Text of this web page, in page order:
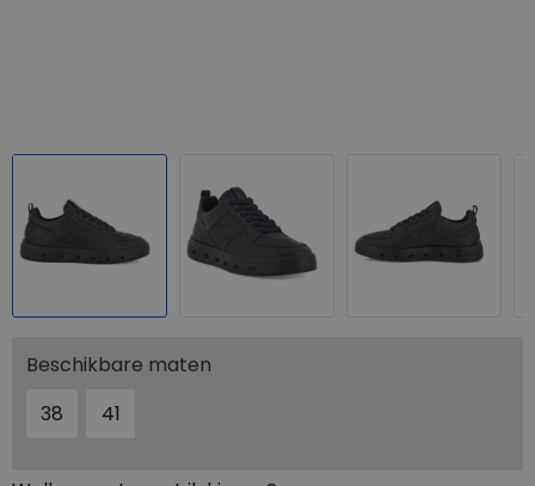
Beschikbare maten
38
41